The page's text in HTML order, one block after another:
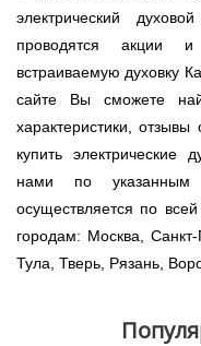
электрический
проводятся акции
встраиваемую духовку
сайте Вы сможете
характеристики,
купить
нами по указанным
осуществляется по
городам: Москва, Санкт-
Тула, Тверь, Рязань,